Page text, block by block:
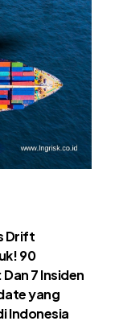
Drift
90
7 Insiden
yang
Indonesia